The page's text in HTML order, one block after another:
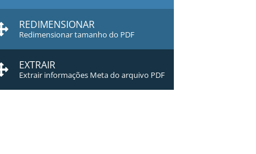
REDIMENSIONAR
Redimensionar tamanho do PDF
EXTRAIR
Extrair informações Meta do arquivo PDF